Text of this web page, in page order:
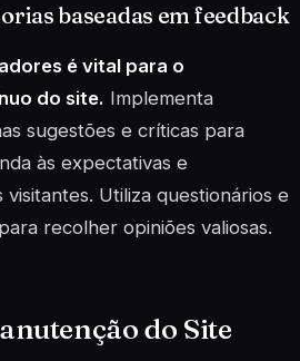
baseadas em feedback
é vital para o
do site. Implementa
sugestões e críticas para
às expectativas e
visitantes. Utiliza questionários e
recolher opiniões valiosas.
do Site